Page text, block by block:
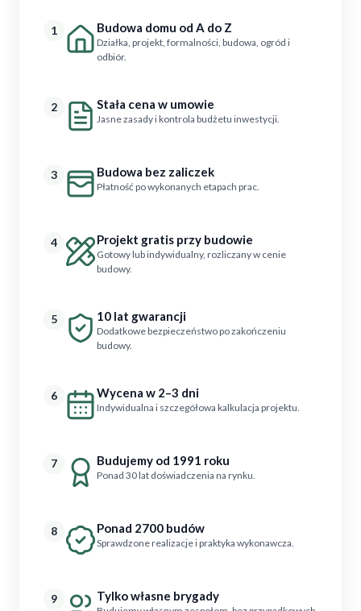
1 Budowa domu od A do Z
Działka, projekt, formalności, budowa, ogród i
odbiór.
2 Stała cena w umowie
Jasne zasady i kontrola budżetu inwestycji.
3 Budowa bez zaliczek
Płatność po wykonanych etapach prac.
4 Projekt gratis przy budowie
Gotowy lub indywidualny, rozliczany w cenie
budowy.
5 10 lat gwarancji
Dodatkowe bezpieczeństwo po zakończeniu
budowy.
6 Wycena w 2–3 dni
Indywidualna i szczegółowa kalkulacja projektu.
7 Budujemy od 1991 roku
Ponad 30 lat doświadczenia na rynku.
8 Ponad 2700 budów
Sprawdzone realizacje i praktyka wykonawcza.
9 Tylko własne brygady